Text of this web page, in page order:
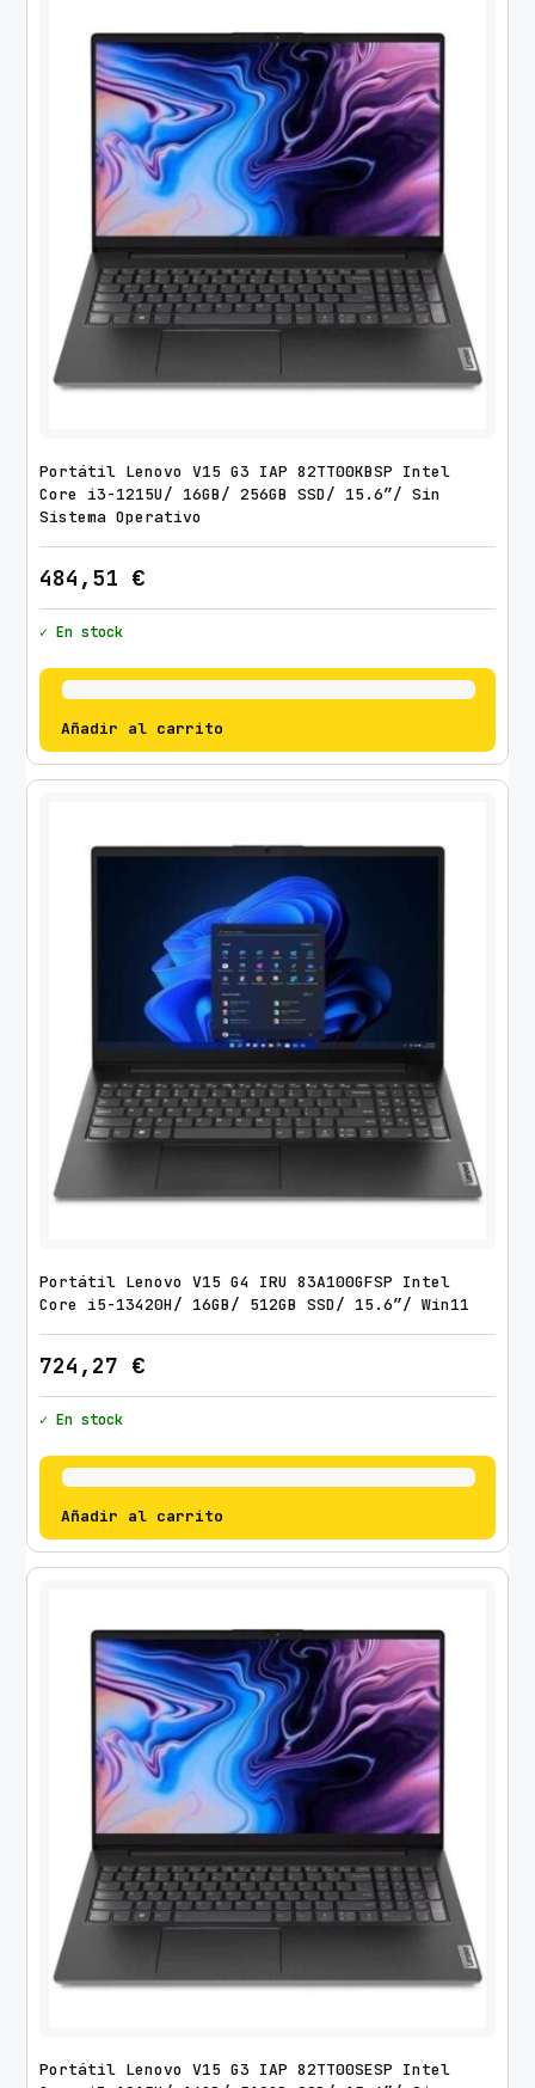
Portátil Lenovo V15 G3 IAP 82TT00KBSP Intel
Core i3-1215U/ 16GB/ 256GB SSD/ 15.6″/ Sin
Sistema Operativo
484,51 €
✓ En stock
Añadir al carrito
Portátil Lenovo V15 G4 IRU 83A100GFSP Intel
Core i5-13420H/ 16GB/ 512GB SSD/ 15.6″/ Win11
724,27 €
✓ En stock
Añadir al carrito
Portátil Lenovo V15 G3 IAP 82TT00SESP Intel